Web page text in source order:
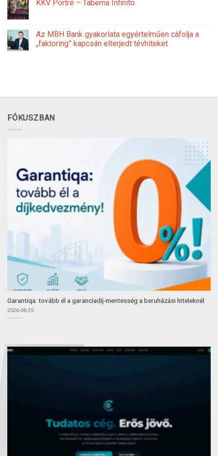
KKV Portré – Taberna Infinito
Az MBH Bank gyakorlata egyértelműen cáfolja a
„faktoring” kapcsán elterjedt tévhiteket
FÓKUSZBAN
Garantiqa: tovább él a garanciadíj-mentesség a beruházási hiteleknél
2026-06-25